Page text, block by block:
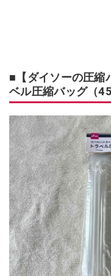
■【ダイソーの圧縮
ベル圧縮バッグ（